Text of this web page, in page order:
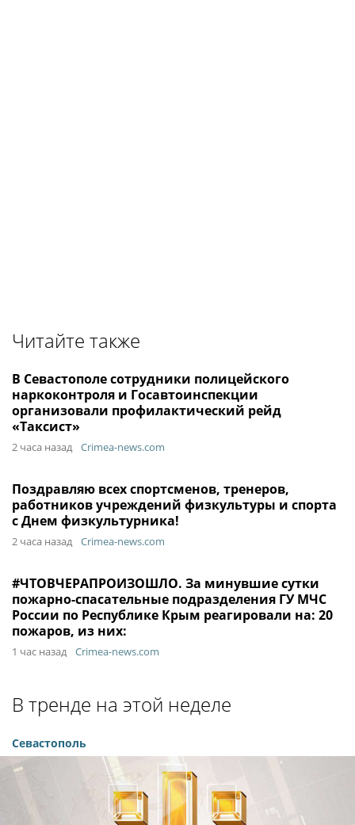
Читайте также
В Севастополе сотрудники полицейского
наркоконтроля и Госавтоинспекции
организовали профилактический рейд
«Таксист»
2 часа назад Crimea-news.com
Поздравляю всех спортсменов, тренеров,
работников учреждений физкультуры и спорта
с Днем физкультурника!
2 часа назад Crimea-news.com
#ЧТОВЧЕРАПРОИЗОШЛО. За минувшие сутки
пожарно-спасательные подразделения ГУ МЧС
России по Республике Крым реагировали на: 20
пожаров, из них:
1 час назад Crimea-news.com
В тренде на этой неделе
Севастополь